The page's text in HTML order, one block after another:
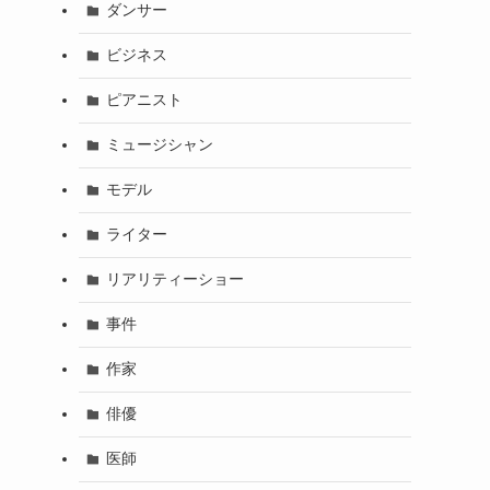
ダンサー
ビジネス
ピアニスト
ミュージシャン
モデル
ライター
リアリティーショー
事件
作家
俳優
医師